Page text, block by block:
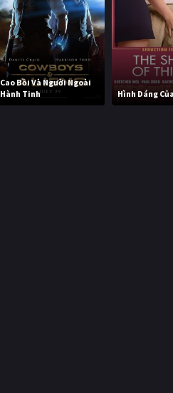
Cao Bồi Và Người Ngoài
Hành Tinh
Hình Dáng